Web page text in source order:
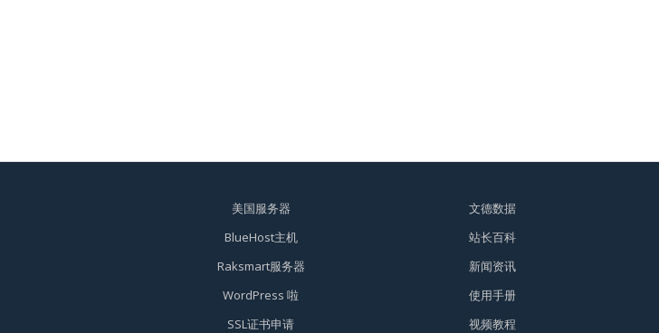
美国服务器
BlueHost主机
Raksmart服务器
WordPress 啦
SSL证书申请
文德数据
站长百科
新闻资讯
使用手册
视频教程